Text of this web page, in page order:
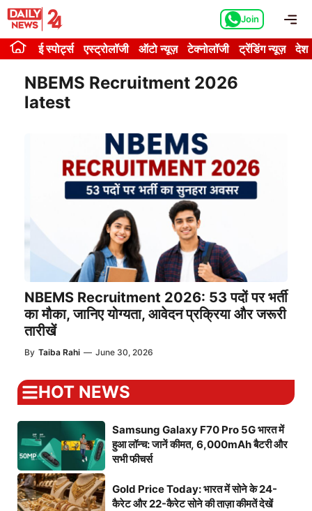
Skip
content
Join
ई स्पोर्ट्स एस्ट्रोलॉजी ऑटो न्यूज़ टेक्नोलॉजी ट्रेंडिंग न्यूज़ देश
NBEMS Recruitment 2026
latest
NBEMS Recruitment 2026: 53 पदों पर भर्ती
का मौका, जानिए योग्यता, आवेदन प्रक्रिया और जरूरी
तारीखें
By Taiba Rahi — June 30, 2026
HOT NEWS
Samsung Galaxy F70 Pro 5G भारत में
हुआ लॉन्च: जानें कीमत, 6,000mAh बैटरी और
सभी फीचर्स
Gold Price Today: भारत में सोने के 24-
कैरेट और 22-कैरेट सोने की ताज़ा कीमतें देखें